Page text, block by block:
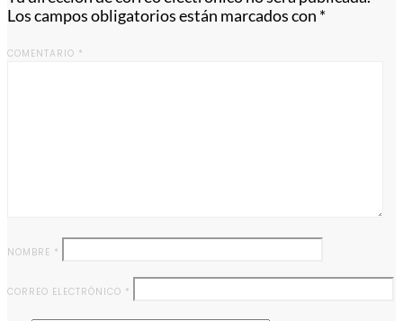
Los campos obligatorios están marcados con *
COMENTARIO *
NOMBRE *
CORREO ELECTRÓNICO *